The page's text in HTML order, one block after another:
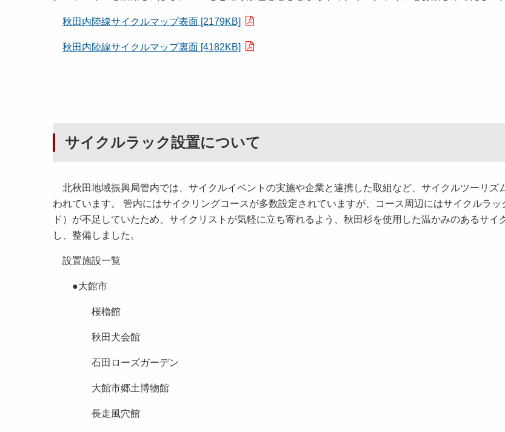
秋田内陸線サイクルマップ表面 [2179KB]
秋田内陸線サイクルマップ裏面 [4182KB]
サイクルラック設置について
北秋田地域振興局管内では、サイクルイベントの実施や企業と連携した取組など、サイクルツーリズ
われています。 管内にはサイクリングコースが多数設定されていますが、コース周辺にはサイクルラッ
ド）が不足していたため、サイクリストが気軽に立ち寄れるよう、秋田杉を使用した温かみのあるサイ
し、整備しました。
設置施設一覧
●大館市
桜櫓館
秋田犬会館
石田ローズガーデン
大館市郷土博物館
長走風穴館